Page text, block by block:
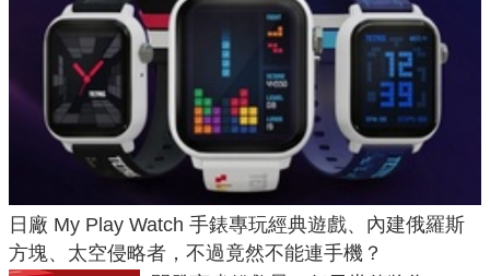
日廠 My Play Watch 手錶專玩經典遊戲、內建俄羅斯
方塊、太空侵略者，不過竟然不能連手機？